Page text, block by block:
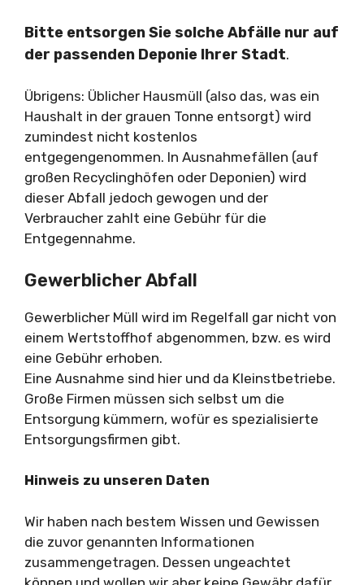
Bitte entsorgen Sie solche Abfälle nur auf
der passenden Deponie Ihrer Stadt.
Übrigens: Üblicher Hausmüll (also das, was ein
Haushalt in der grauen Tonne entsorgt) wird
zumindest nicht kostenlos
entgegengenommen. In Ausnahmefällen (auf
großen Recyclinghöfen oder Deponien) wird
dieser Abfall jedoch gewogen und der
Verbraucher zahlt eine Gebühr für die
Entgegennahme.
Gewerblicher Abfall
Gewerblicher Müll wird im Regelfall gar nicht von
einem Wertstoffhof abgenommen, bzw. es wird
eine Gebühr erhoben.
Eine Ausnahme sind hier und da Kleinstbetriebe.
Große Firmen müssen sich selbst um die
Entsorgung kümmern, wofür es spezialisierte
Entsorgungsfirmen gibt.
Hinweis zu unseren Daten
Wir haben nach bestem Wissen und Gewissen
die zuvor genannten Informationen
zusammengetragen. Dessen ungeachtet